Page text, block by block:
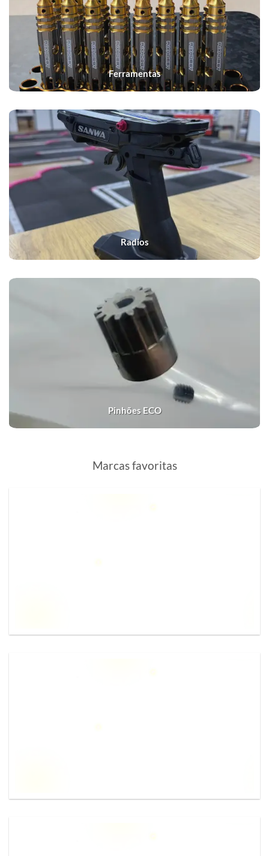
Ferramentas
Radios
Pinhões ECO
Marcas favoritas